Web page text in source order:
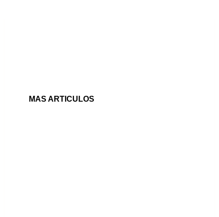
MAS ARTICULOS